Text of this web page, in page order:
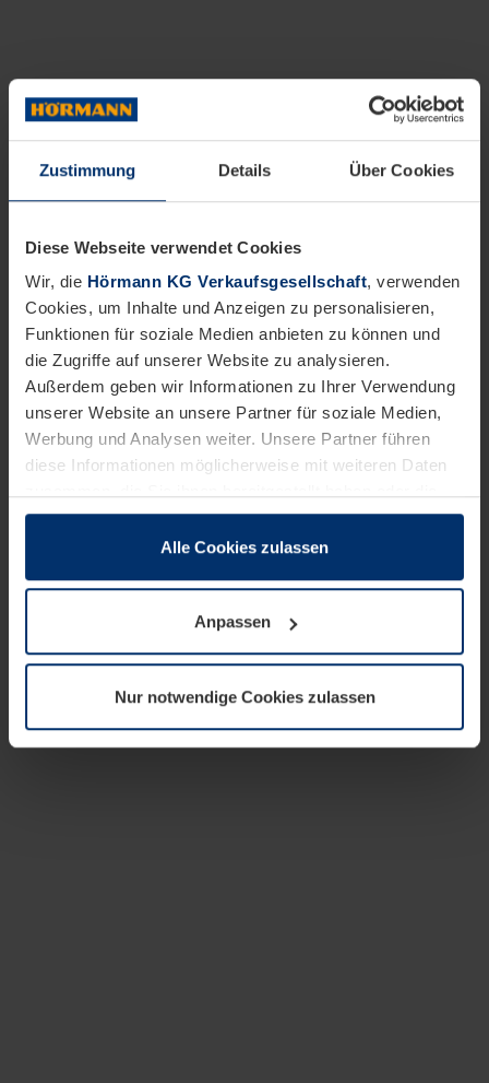
Zustimmung Details Über Cookies
Diese Webseite verwendet Cookies
Wir, die Hörmann KG Verkaufsgesellschaft, verwenden
Cookies, um Inhalte und Anzeigen zu personalisieren,
Funktionen für soziale Medien anbieten zu können und
die Zugriffe auf unserer Website zu analysieren.
Außerdem geben wir Informationen zu Ihrer Verwendung
unserer Website an unsere Partner für soziale Medien,
Werbung und Analysen weiter. Unsere Partner führen
diese Informationen möglicherweise mit weiteren Daten
sie im Rahmen Ihrer Nutzung der Dienste gesammelt
wenn diese für den Betrieb dieser Seite unbedingt
notwendig sind. Für alle anderen Cookie-Typen benötigen
wir Ihre Erlaubnis. Ihre Einwilligung können Sie jederzeit
Datenschutzerklärungunserer Website ändern oder
widerrufen.
Alle Cookies zulassen
Anpassen
Nur notwendige Cookies zulassen